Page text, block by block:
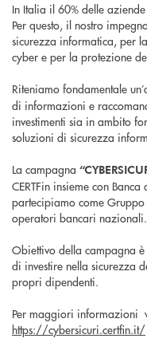
In Italia il 60% delle
Per questo, il nostro
sicurezza informatica, per
cyber e per la protezione
Riteniamo fondamentale
di informazioni e
investimenti sia in ambito
soluzioni di sicurezza
La campagna
CERTFin insieme con
partecipiamo come Gruppo
operatori bancari nazionali.
Obiettivo della campagna
di investire nella sicurezza
propri dipendenti.
Per maggiori informazioni
https://cybersicuri.certfin.it/